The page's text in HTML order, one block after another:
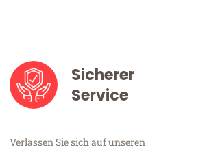
Sicherer
Service
Verlassen Sie sich auf unseren